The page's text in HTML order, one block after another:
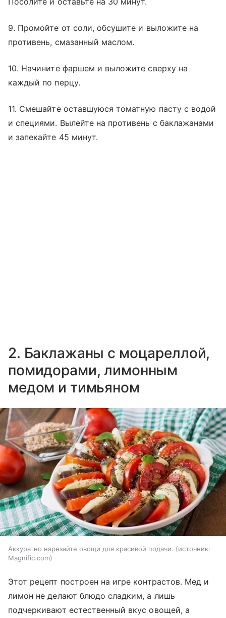
9. Промойте от соли, обсушите и выложите на
противень, смазанный маслом.
10. Начините фаршем и выложите сверху на
каждый по перцу.
11. Смешайте оставшуюся томатную пасту с водой
и специями. Вылейте на противень с баклажанами
и запекайте 45 минут.
2. Баклажаны с моцареллой,
помидорами, лимонным
медом и тимьяном
Аккуратно нарезайте овощи для красивой подачи.
источник:
Magnific.com
Этот рецепт построен на игре контрастов. Мед и
лимон не делают блюдо сладким, а лишь
подчеркивают естественный вкус овощей, а